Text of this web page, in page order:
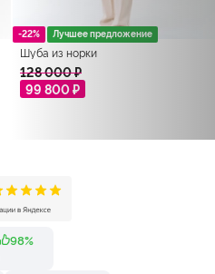
-22% Лучшее предложение
Шуба из норки
128 000 ₽
99 800 ₽
98%